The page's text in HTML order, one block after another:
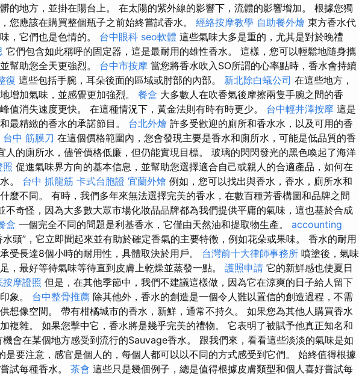
的地方，並掛在陽台上。 在太陽的紫外線的影響下，流體的影響增加。 根據您獨
您應該在購買整個瓶子之前始終嘗試香水。 經絡按摩教學 自助餐外燴 東方香水代
，它們也是色情的。 台中眼科 seo軟體 這些氣味大多是重的，尤其是對於晚禮
它們包含如此稱呼的固定器，這是最耐用的雄性香水。 這樣，您可以輕鬆地隨身攜
幫助您全天更強烈。 台中市按摩 當您將香水吹入SO所謂的心率點時，香水會持續
復 這些包括手腕，耳朵後面的區域或肘部的內部。 新北除白蟻公司 在這些地方，
增加氣味，並感覺更加強烈。 餐盒 大多數人在吹香氣後摩擦兩隻手腕之間的香
值消失速度更快。 在這種情況下，黃金法則有時有時更少。 台中輕井澤按摩 這是
最精緻的香水的承諾節目。 台北外燴 許多受歡迎的廁所和香水水，以及可用的香
台中 筋膜刀 在這個價格範圍內，您會發現主要是香水和廁所水，可能是低品質的香
人的廁所水，儘管價格低廉，但仍能實現目標。 玻璃的閃閃發光的黑色喚起了海洋
照 促進氣味界方向的基本信息，並幫助您選擇適合自己或親人的合適產品，如何在
。 台中 抓龍筋 卡式台胞證 宜蘭外燴 例如，您可以找出與香水，香水，廁所水和
麼不同。 有時，我們多年來無法選擇完美的香水，在數百種芳香構圖和品牌之間
不奇怪，因為大多數大眾市場化妝品品牌都為我們提供平庸的氣味，這也基於合成
盒 一個完全不同的問題是利基香水，它僅由天然油和提取物生產。 accounting
水頭”，它立即聞起來並有助於確定香氣的主要特徵，例如花朵或果味。 香水的耐用
受長達8個小時的耐用性，具體取決於用戶。 台灣前十大律師事務所 噴塗後，氣味
，最好等待氣味等待直到皮膚上乾燥並蒸發一點。 護照申請 它的新鮮感也使夏日
按摩證照 但是，在其他季節中，我們不建議這樣做，因為它在涼爽的日子給人留下
象。 台中整骨推薦 除其他外，香水的創造是一個令人難以置信的創造過程，不需
想像空間。 帶有柑橘城市的香水，新鮮，通常不持久。 如果您為其他人購買香水
複雜。 如果您擊中它，香水將是幾乎完美的禮物。 它表明了被賦予他真正知名和
會在某個地方感受到流行的Sauvage香水。 跟我們來，看看這些淡淡的氣味是如
是要注意，感官是個人的，每個人都可以以不同的方式感受到它們。 始終值得根據
試每種香水。 茶會 這些只是幾個例子，總是值得根據皮膚類型和個人喜好嘗試每